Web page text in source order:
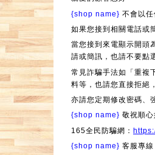
{shop name} 不會以
如果您接到相關電話或
當您接到來電顯示開頭
請或簡訊，也請不要點
常見詐騙手法如「重複
料等，也請您直接拒絕
亦請您定期修改密碼、
{shop name} 敬祝順心
165全民防騙網：
{shop name} 客服專線